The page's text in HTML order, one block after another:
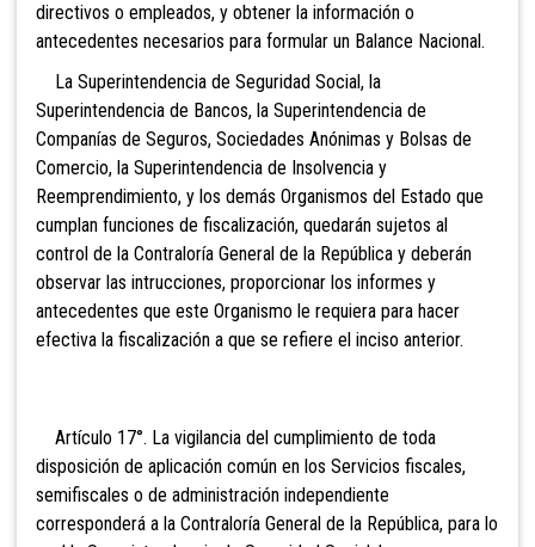
directivos o empleados, y obtener la información o
antecedentes necesarios para formular un Balance Nacional.
La Superintendencia de Seguridad Social, la
Superintendencia de Bancos, la Superintendencia de
Companías de Seguros, Sociedades Anónimas y Bolsas de
Comercio, la Superintendencia de Insolvencia y
Reemprendimiento, y los demás Organismos del Estado que
cumplan funciones de fiscalización, quedarán sujetos al
control de la Contraloría General de la República y deberán
observar las intrucciones, proporcionar los informes y
antecedentes que este Organismo le requiera para hacer
efectiva la fiscalización a que se refiere el inciso anterior.
Artículo 17°. La vigilancia del cumplimiento de toda
disposición de aplicación común en los Servicios fiscales,
semifiscales o de administración independiente
corresponderá a la Contraloría General de la República, para lo